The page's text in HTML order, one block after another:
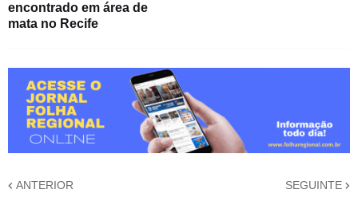
encontrado em área de
mata no Recife
ANTERIOR SEGUINTE